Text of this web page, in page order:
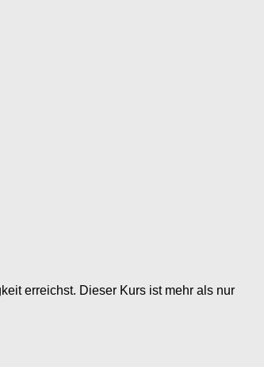
erreichst. Dieser Kurs ist mehr als nur